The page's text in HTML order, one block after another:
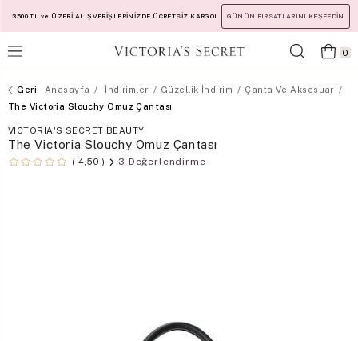
3500 TL ve ÜZERİ ALIŞVERİŞLERİNİZDE ÜCRETSİZ KARGO! GÜNÜN FIRSATLARINI KEŞFEDİN
0
Anasayfa İndirimler Güzellik İndirim
Çanta Ve Aksesuar
The Victoria Slouchy Omuz Çantası
VICTORIA'S SECRET BEAUTY
The Victoria Slouchy Omuz Çantası
4,50 3 Değerlendirme